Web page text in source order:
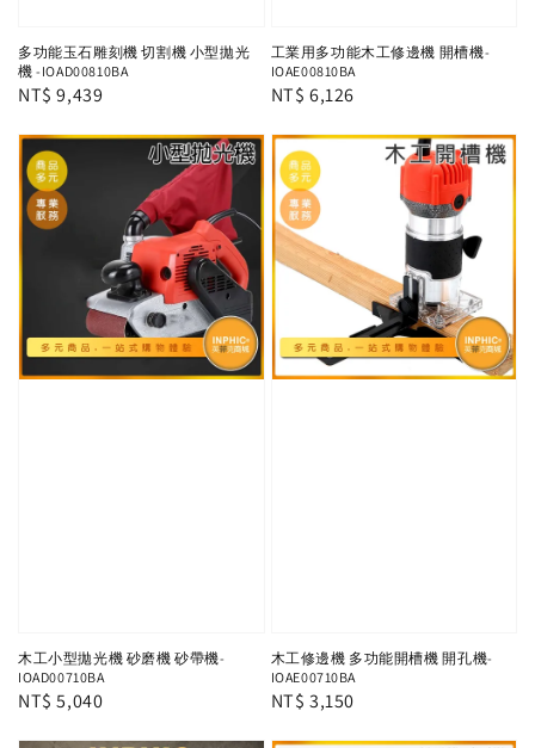
多功能玉石雕刻機 切割機 小型拋光
機 -IOAD00810BA
Regular
NT$ 9,439
工業用多功能木工修邊機 開槽機-
IOAE00810BA
Regular
NT$ 6,126
木工小型拋光機 砂磨機 砂帶機-
IOAD00710BA
Regular
NT$ 5,040
木工修邊機 多功能開槽機 開孔機-
IOAE00710BA
Regular
NT$ 3,150